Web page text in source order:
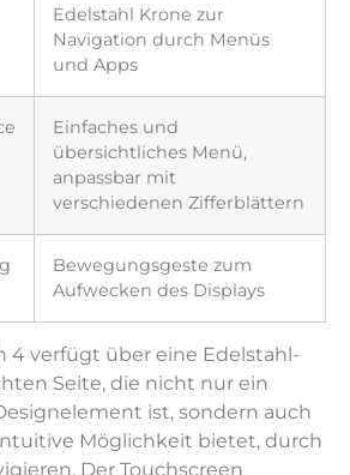
Edelstahl Krone zur
Navigation durch Menüs
und Apps
Einfaches und
übersichtliches Menü,
anpassbar mit
verschiedenen Zifferblättern
Bewegungsgeste zum
Aufwecken des Displays
4 verfügt über eine Edelstahl-
Seite, die nicht nur ein
ist, sondern auch
Möglichkeit bietet, durch
Der Touchscreen